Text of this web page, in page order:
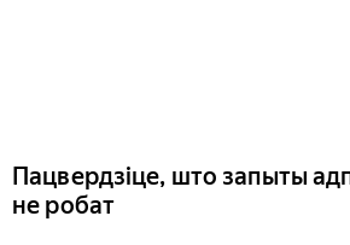
Пацвердзіце, што запыты
не робат